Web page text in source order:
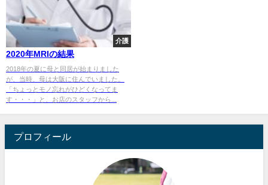
介護
2020年MRIの結果
2018年の夏に母と同居が始まりました
が、当時、母は大阪に住んでいました。
「ちょっとモノ忘れがひどくなってま
す・・・」と、お店のスタッフから...
プロフィール